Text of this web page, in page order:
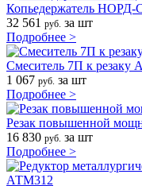
Копьедержатель
32 561 руб. за шт
Подробнее >
Смеситель 7П к
1 067 руб. за шт
Подробнее >
Резак повышенной
16 830 руб. за шт
Подробнее >